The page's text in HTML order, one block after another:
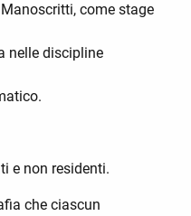
come stage
nelle discipline
e non residenti.
che ciascun